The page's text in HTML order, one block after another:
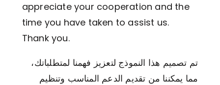
appreciate your cooperation and the
time you have taken to assist us.
Thank you.
تم تصميم هذا النموذج لتعزيز فهمنا لمتطلباتك،
مما يمكننا من تقديم الدعم المناسب وتنظيم